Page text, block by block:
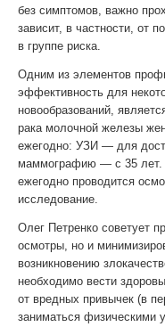
без симптомов, важно
зависит, в частности, от
в группе риска.
Одним из элементов
эффективность для
новообразований,
рака молочной железы
ежегодно: УЗИ — для
маммографию — с 35 лет.
ежегодно проводится
исследование.
Олег Петренко советует
осмотры, но и
возникновению
необходимо вести
от вредных привычек (в
заниматься физическими